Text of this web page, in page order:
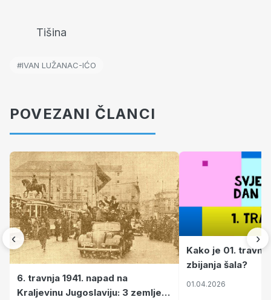
Tišina
#IVAN LUŽANAC-IĆO
POVEZANI ČLANCI
‹
6. travnja 1941. napad na
Kraljevinu Jugoslaviju: 3 zemlje
Kako je 01.
zbijanja šala?
01.04.2026
›